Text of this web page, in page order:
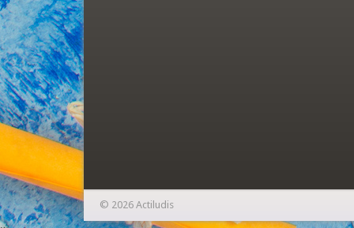
© 2026 Actiludis